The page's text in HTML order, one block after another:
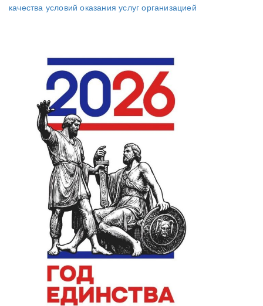
качества условий оказания услуг организацией